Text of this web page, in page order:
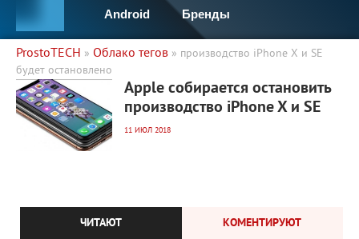
Android Бренды
ProstoTECH » Облако тегов » производство iPhone X и SE
будет остановлено
4 279 0
Apple собирается остановить
производство iPhone X и SE
11 ИЮЛ 2018
ЧИТАЮТ КОМЕНТИРУЮТ